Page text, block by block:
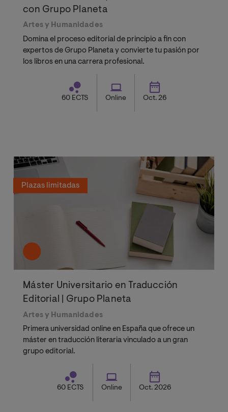
con Grupo Planeta
Artes y Humanidades
Domina el proceso editorial de principio a fin con
expertos de Grupo Planeta y convierte tu pasión por
los libros en una carrera profesional.
60 ECTS Online Oct. 26
Plazas limitadas
Máster Universitario en Traducción
Editorial | Grupo Planeta
Artes y Humanidades
Primera universidad online en España que ofrece un
máster en traducción literaria vinculado a un gran
grupo editorial.
60 ECTS Online Oct. 2026